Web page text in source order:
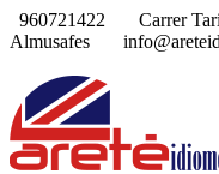
960721422
Carrer
Almusafes